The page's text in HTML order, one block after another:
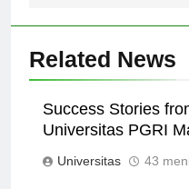
Related News
Success Stories
Universitas PGRI
Universitas 43